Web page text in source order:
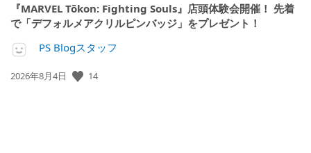
『MARVEL Tōkon: Fighting Souls』店頭体験会開催！ 先着
で「デフォルメアクリルピンバッジ」をプレゼント！
PS Blogスタッフ
公
2026年8月4日 14